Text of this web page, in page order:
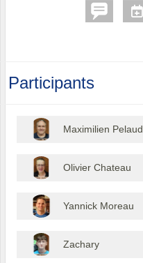
Participants
Maximilien Pelaud
Olivier Chateau
Yannick Moreau
Zachary